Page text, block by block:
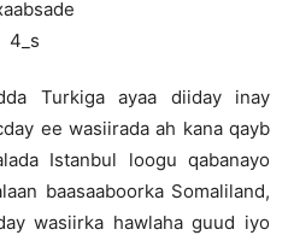
Turkiga ayaa diiday inay
ee wasiirada ah kana qayb
Istanbul loogu qabanayo
baasaaboorka Somaliland,
wasiirka hawlaha guud iyo